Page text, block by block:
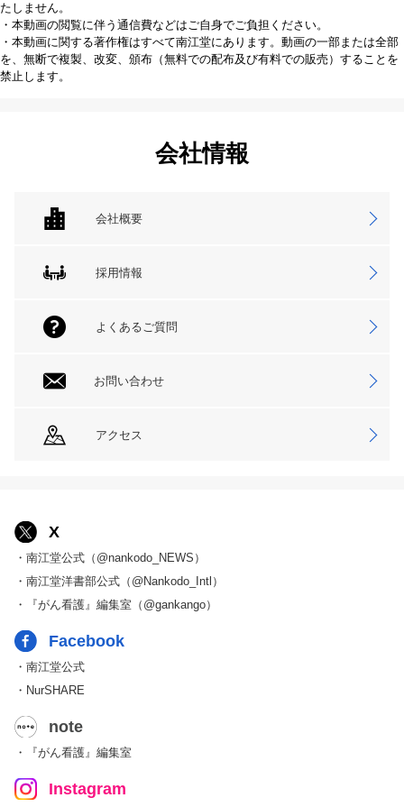
たしません。
・本動画の閲覧に伴う通信費などはご自身でご負担ください。
・本動画に関する著作権はすべて南江堂にあります。動画の一部または全部
を、無断で複製、改変、頒布（無料での配布及び有料での販売）することを
禁止します。
会社情報
会社概要
採用情報
よくあるご質問
お問い合わせ
アクセス
X
・南江堂公式（@nankodo_NEWS）
・南江堂洋書部公式（@Nankodo_Intl）
・『がん看護』編集室（@gankango）
Facebook
・南江堂公式
・NurSHARE
note
・『がん看護』編集室
Instagram